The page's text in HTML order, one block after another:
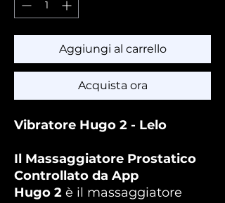
Aggiungi al carrello
Acquista ora
Vibratore Hugo 2 - Lelo
Il Massaggiatore Prostatico
Controllato da App
Hugo 2 è il massaggiatore